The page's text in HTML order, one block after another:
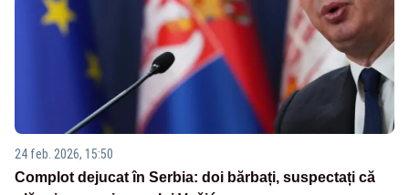
24 feb. 2026, 15:50
Complot dejucat în Serbia: doi bărbați, suspectați că